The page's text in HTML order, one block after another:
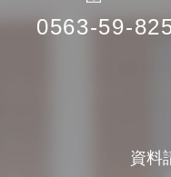
0563-59-
資料